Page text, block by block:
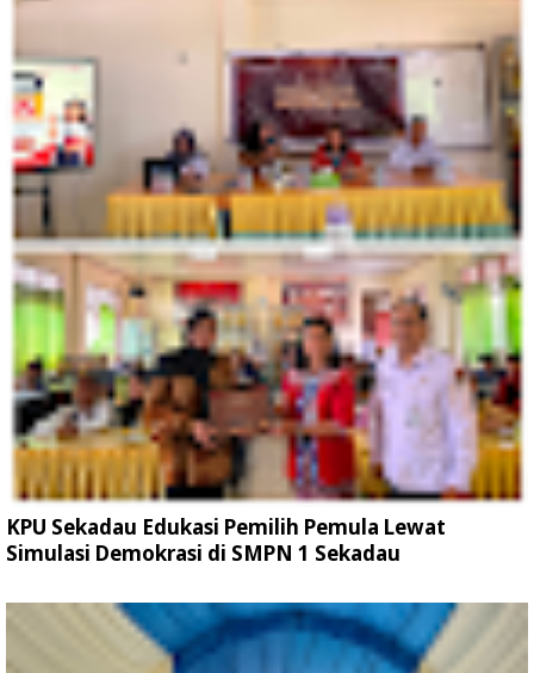
KPU Sekadau Edukasi Pemilih Pemula Lewat
Simulasi Demokrasi di SMPN 1 Sekadau